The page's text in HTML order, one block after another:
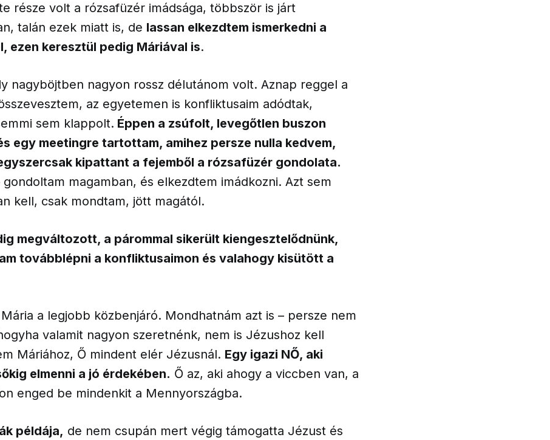
része volt a rózsafüzér imádsága, többször is járt
talán ezek miatt is, de lassan elkezdtem ismerkedni a
ezen keresztül pedig Máriával is.
nagyböjtben nagyon rossz délutánom volt. Aznap reggel a
az egyetemen is konfliktusaim adódtak,
sem klappolt. Éppen a zsúfolt, levegőtlen buszon
egy meetingre tartottam, amihez persze nulla kedvem,
kipattant a fejemből a rózsafüzér gondolata.
gondoltam magamban, és elkezdtem imádkozni. Azt sem
kell, csak mondtam, jött magától.
megváltozott, a párommal sikerült kiengesztelődnünk,
továbblépni a konfliktusaimon és valahogy kisütött a
a legjobb közbenjáró. Mondhatnám azt is – persze nem
valamit nagyon szeretnénk, nem is Jézushoz kell
Máriához, Ő mindent elér Jézusnál. Egy igazi NŐ, aki
elmenni a jó érdekében. Ő az, aki ahogy a viccben van, a
enged be mindenkit a Mennyországba.
példája, de nem csupán mert végig támogatta Jézust és